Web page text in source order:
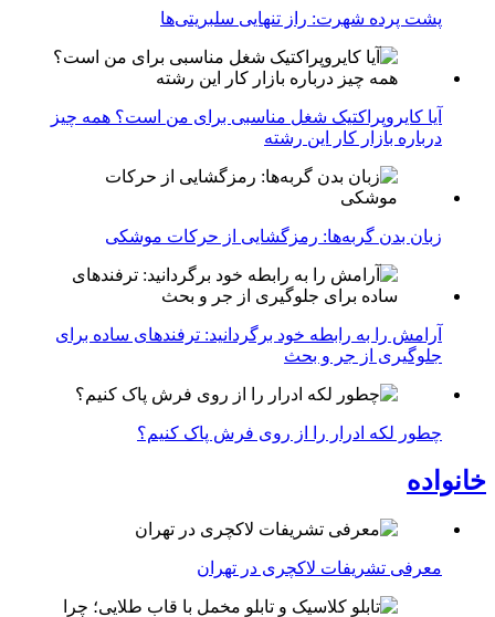
پشت پرده شهرت: راز تنهایی سلبریتی‌ها
آیا کایروپراکتیک شغل مناسبی برای من است؟ همه چیز
درباره بازار کار این رشته
زبان بدن گربه‌ها: رمزگشایی از حرکات موشکی
آرامش را به رابطه خود برگردانید: ترفندهای ساده برای
جلوگیری از جر و بحث
چطور لکه ادرار را از روی فرش پاک کنیم؟
خانواده
معرفی تشریفات لاکچری در تهران